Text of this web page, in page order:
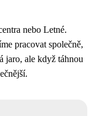
nebo Letné.
pracovat společně,
jaro, ale když táhnou